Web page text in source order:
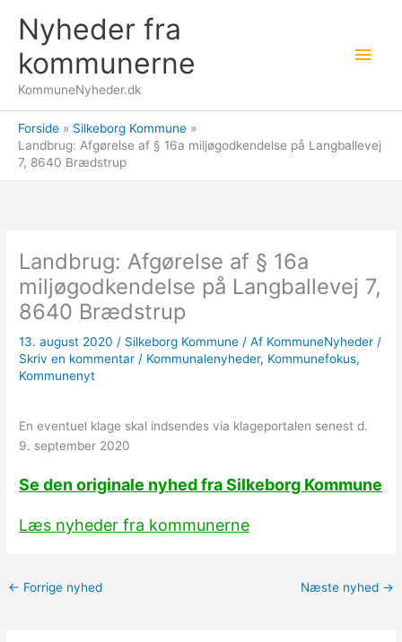
indholdet
Nyheder fra
kommunerne
KommuneNyheder.dk
Forside
Silkeborg Kommune
Landbrug: Afgørelse af § 16a miljøgodkendelse på Langballevej
7, 8640 Brædstrup
Landbrug: Afgørelse af § 16a
miljøgodkendelse på Langballevej 7,
8640 Brædstrup
13. august 2020 / Silkeborg Kommune / Af KommuneNyheder /
Skriv en kommentar / Kommunalenyheder, Kommunefokus,
Kommunenyt
En eventuel klage skal indsendes via klageportalen senest d.
9. september 2020
Se den originale nyhed fra Silkeborg Kommune
Læs nyheder fra kommunerne
← Forrige nyhed Næste nyhed →